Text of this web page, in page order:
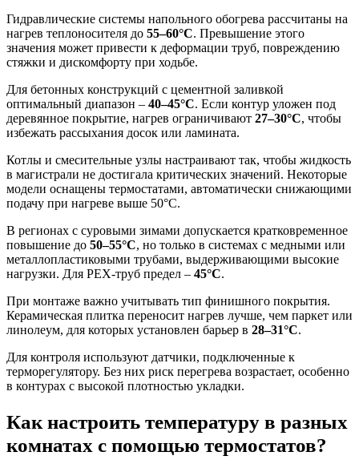
Гидравлические системы напольного обогрева рассчитаны на
нагрев теплоносителя до 55–60°C. Превышение этого
значения может привести к деформации труб, повреждению
стяжки и дискомфорту при ходьбе.
Для бетонных конструкций с цементной заливкой
оптимальный диапазон – 40–45°C. Если контур уложен под
деревянное покрытие, нагрев ограничивают 27–30°C, чтобы
избежать рассыхания досок или ламината.
Котлы и смесительные узлы настраивают так, чтобы жидкость
в магистрали не достигала критических значений. Некоторые
модели оснащены термостатами, автоматически снижающими
подачу при нагреве выше 50°C.
В регионах с суровыми зимами допускается кратковременное
повышение до 50–55°C, но только в системах с медными или
металлопластиковыми трубами, выдерживающими высокие
нагрузки. Для PEX-труб предел – 45°C.
При монтаже важно учитывать тип финишного покрытия.
Керамическая плитка переносит нагрев лучше, чем паркет или
линолеум, для которых установлен барьер в 28–31°C.
Для контроля используют датчики, подключенные к
терморегулятору. Без них риск перегрева возрастает, особенно
в контурах с высокой плотностью укладки.
Как настроить температуру в разных
комнатах с помощью термостатов?